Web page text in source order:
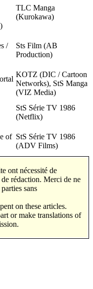
TLC Manga
(Kurokawa)
/
Sts Film (AB
Production)
KOTZ (DIC / Cartoon
Networks), StS Manga
(VIZ Media)
StS Série TV 1986
(Netflix)
of StS Série TV 1986
(ADV Films)
ont nécessité de
de rédaction. Merci de ne
sans
on these articles.
or make translations of